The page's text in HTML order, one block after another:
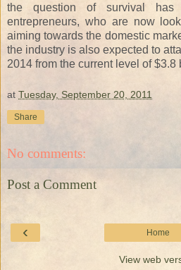
the question of survival
entrepreneurs, who are now
aiming towards the domestic
the industry is also expected to
2014 from the current level of $3.8
at Tuesday, September 20, 2011
Share
No comments:
Post a Comment
‹ Home
View web